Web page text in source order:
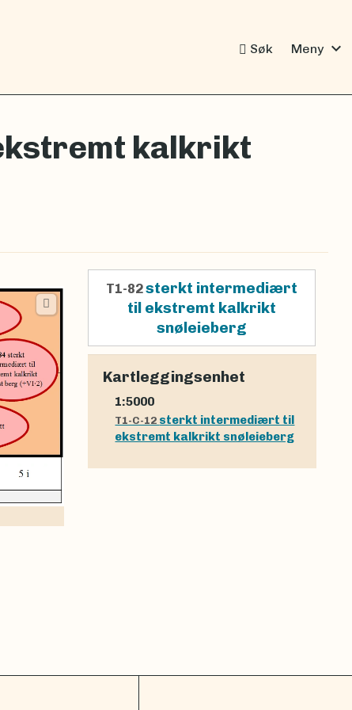
Søk Meny expand_more
kalkrikt
T1-82sterkt intermediært
til ekstremt kalkrikt
snøleieberg
Kartleggingsenhet
1:5000
T1-C-12 sterkt intermediært til
ekstremt kalkrikt snøleieberg